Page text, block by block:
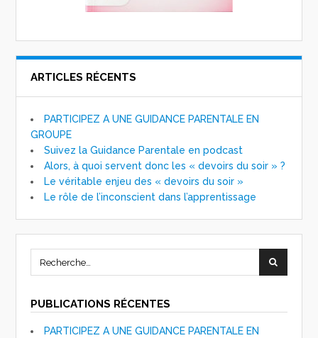
ARTICLES RÉCENTS
PARTICIPEZ A UNE GUIDANCE PARENTALE EN
GROUPE
Suivez la Guidance Parentale en podcast
Alors, à quoi servent donc les « devoirs du soir » ?
Le véritable enjeu des « devoirs du soir »
Le rôle de l’inconscient dans l’apprentissage
PUBLICATIONS RÉCENTES
PARTICIPEZ A UNE GUIDANCE PARENTALE EN